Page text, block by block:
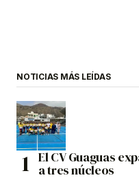
NOTICIAS MÁS LEÍDAS
El CV Guaguas
a tres núcleos